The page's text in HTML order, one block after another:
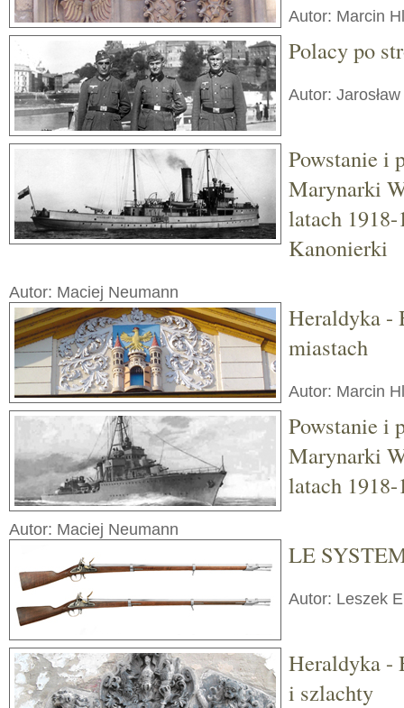
Autor: Marcin
Polacy po
Autor:
Powstanie i
Marynarki
latach 1918-
Kanonierki
Autor: Maciej Neumann
Heraldyka -
miastach
Autor: Marcin
Powstanie i
Marynarki
latach 1918-
Autor: Maciej Neumann
LE
Autor: Leszek
Heraldyka -
i szlachty